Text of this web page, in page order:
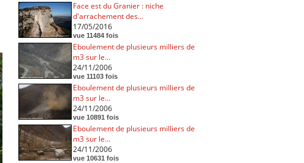
Face est du Granier : niche
d'arrachement des...
17/05/2016
vue 11484 fois
Eboulement de plusieurs milliers de
m3 sur le...
24/11/2006
vue 11103 fois
Eboulement de plusieurs milliers de
m3 sur le...
24/11/2006
vue 10891 fois
Eboulement de plusieurs milliers de
m3 sur le...
24/11/2006
vue 10631 fois